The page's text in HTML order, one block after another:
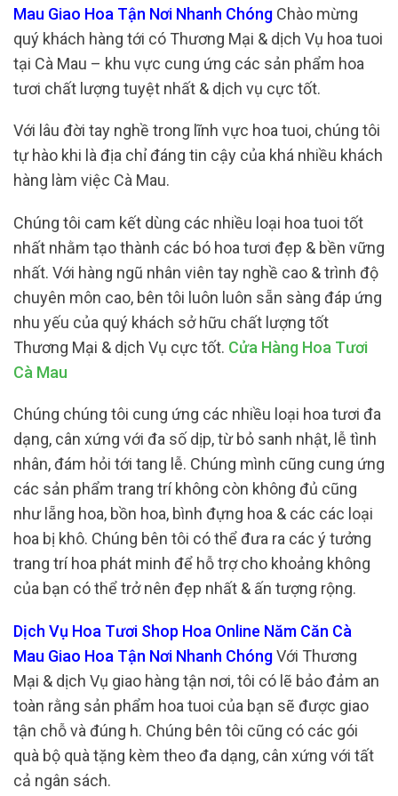
Mau Giao Hoa Tận Nơi Nhanh Chóng Chào mừng
quý khách hàng tới có Thương Mại & dịch Vụ hoa tuoi
tại Cà Mau – khu vực cung ứng các sản phẩm hoa
tươi chất lượng tuyệt nhất & dịch vụ cực tốt.
Với lâu đời tay nghề trong lĩnh vực hoa tuoi, chúng tôi
tự hào khi là địa chỉ đáng tin cậy của khá nhiều khách
hàng làm việc Cà Mau.
Chúng tôi cam kết dùng các nhiều loại hoa tuoi tốt
nhất nhằm tạo thành các bó hoa tươi đẹp & bền vững
nhất. Với hàng ngũ nhân viên tay nghề cao & trình độ
chuyên môn cao, bên tôi luôn luôn sẵn sàng đáp ứng
nhu yếu của quý khách sở hữu chất lượng tốt
Thương Mại & dịch Vụ cực tốt. Cửa Hàng Hoa Tươi
Cà Mau
Chúng chúng tôi cung ứng các nhiều loại hoa tươi đa
dạng, cân xứng với đa số dịp, từ bỏ sanh nhật, lễ tình
nhân, đám hỏi tới tang lễ. Chúng mình cũng cung ứng
các sản phẩm trang trí không còn không đủ cũng
như lẵng hoa, bồn hoa, bình đựng hoa & các các loại
hoa bị khô. Chúng bên tôi có thể đưa ra các ý tưởng
trang trí hoa phát minh để hỗ trợ cho khoảng không
của bạn có thể trở nên đẹp nhất & ấn tượng rộng.
Dịch Vụ Hoa Tươi Shop Hoa Online Năm Căn Cà
Mau Giao Hoa Tận Nơi Nhanh ChóngVới Thương
Mại & dịch Vụ giao hàng tận nơi, tôi có lẽ bảo đảm an
toàn rằng sản phẩm hoa tuoi của bạn sẽ được giao
tận chỗ và đúng h. Chúng bên tôi cũng có các gói
quà bộ quà tặng kèm theo đa dạng, cân xứng với tất
cả ngân sách.